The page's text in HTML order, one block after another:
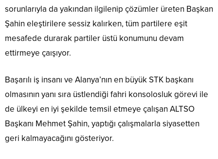
sorunlarıyla da yakından ilgilenip çözümler üreten Başkan
Şahin eleştirilere sessiz kalırken, tüm partilere eşit
mesafede durarak partiler üstü konumunu devam
ettirmeye çaışıyor.
Başarılı iş insanı ve Alanya’nın en büyük STK başkanı
olmasının yanı sıra üstlendiği fahri konsolosluk görevi ile
de ülkeyi en iyi şekilde temsil etmeye çalışan ALTSO
Başkanı Mehmet Şahin, yaptığı çalışmalarla siyasetten
geri kalmayacağını gösteriyor.